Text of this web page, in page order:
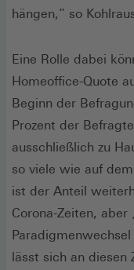
hängen,” so
Eine Rolle dabei
Homeoffice-Quote
Beginn der
Prozent der
ausschließlich zu
so viele wie auf
ist der Anteil
Corona-Zeiten,
lässt sich an diesen